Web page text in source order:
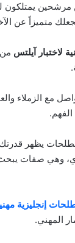
يمتلكون
متميزاً عن
لاختبار آيلتس
مع الزملاء
يظهر قدرتك
وهي صفات
إنجليزية
المهني.